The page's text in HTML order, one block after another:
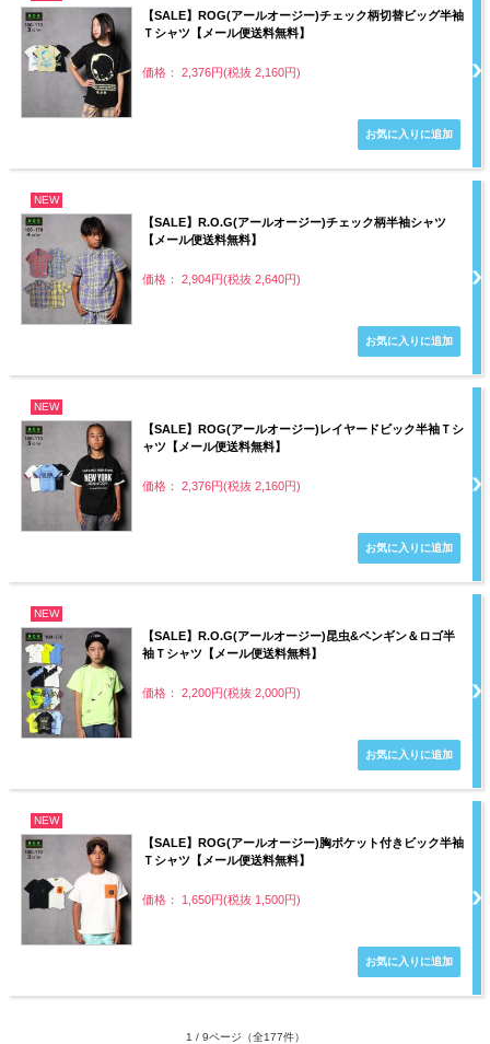
【SALE】ROG(アールオージー)チェック柄切替ビッグ半袖
Ｔシャツ【メール便送料無料】
価格： 2,376円(税抜 2,160円)
NEW
【SALE】R.O.G(アールオージー)チェック柄半袖シャツ
【メール便送料無料】
価格： 2,904円(税抜 2,640円)
NEW
【SALE】ROG(アールオージー)レイヤードビック半袖Ｔシ
ャツ【メール便送料無料】
価格： 2,376円(税抜 2,160円)
NEW
【SALE】R.O.G(アールオージー)昆虫&ペンギン＆ロゴ半
袖Ｔシャツ【メール便送料無料】
価格： 2,200円(税抜 2,000円)
NEW
【SALE】ROG(アールオージー)胸ポケット付きビック半袖
Ｔシャツ【メール便送料無料】
価格： 1,650円(税抜 1,500円)
1 / 9ページ （全177件）